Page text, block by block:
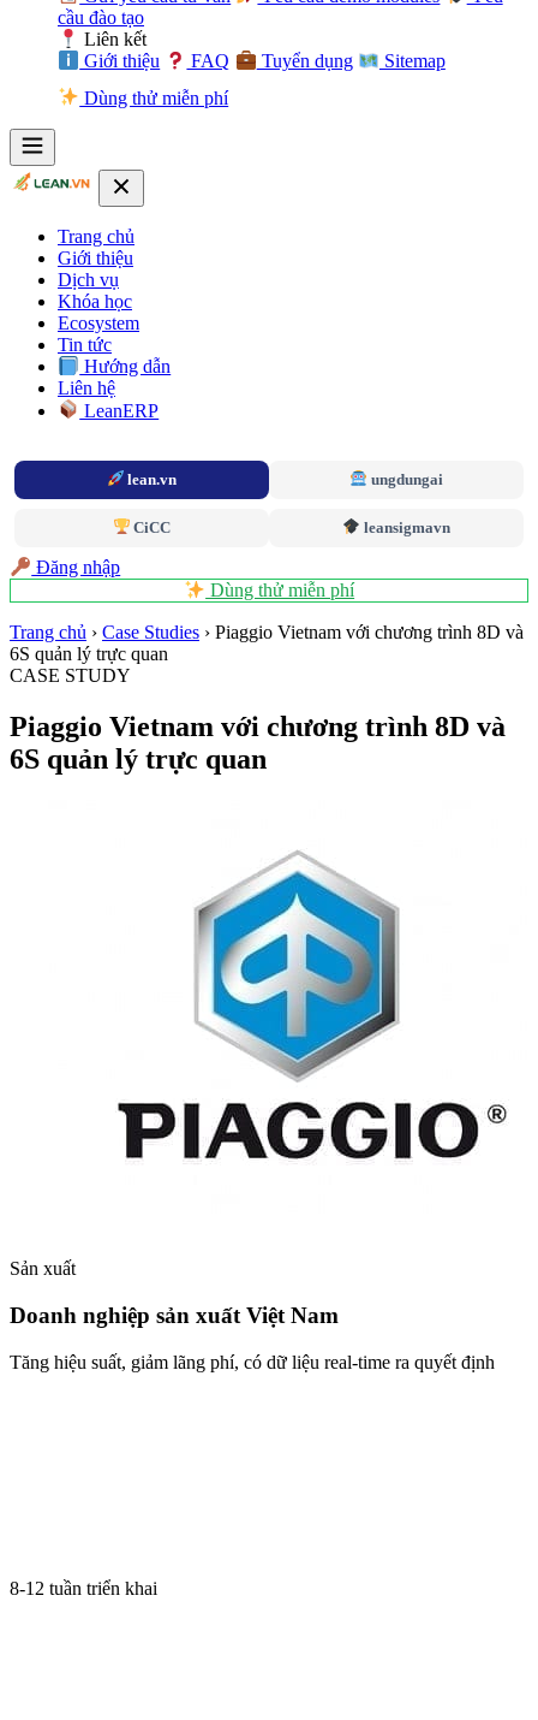
cầu đào tạo
Liên kết
Giới thiệu
FAQ Tuyển dụng
Sitemap
Dùng thử miễn phí
Trang chủ
Giới thiệu
Dịch vụ
Khóa học
Ecosystem
Tin tức
Hướng dẫn
Liên hệ
LeanERP
lean.vn ungdungai
CiCC leansigmavn
Đăng nhập
Dùng thử miễn phí
Trang chủ › Case Studies › Piaggio Vietnam với chương trình 8D và
6S quản lý trực quan
CASE STUDY
Piaggio Vietnam với chương trình 8D và
6S quản lý trực quan
Sản xuất
Doanh nghiệp sản xuất Việt Nam
Tăng hiệu suất, giảm lãng phí, có dữ liệu real-time ra quyết định
8-12 tuần triển khai